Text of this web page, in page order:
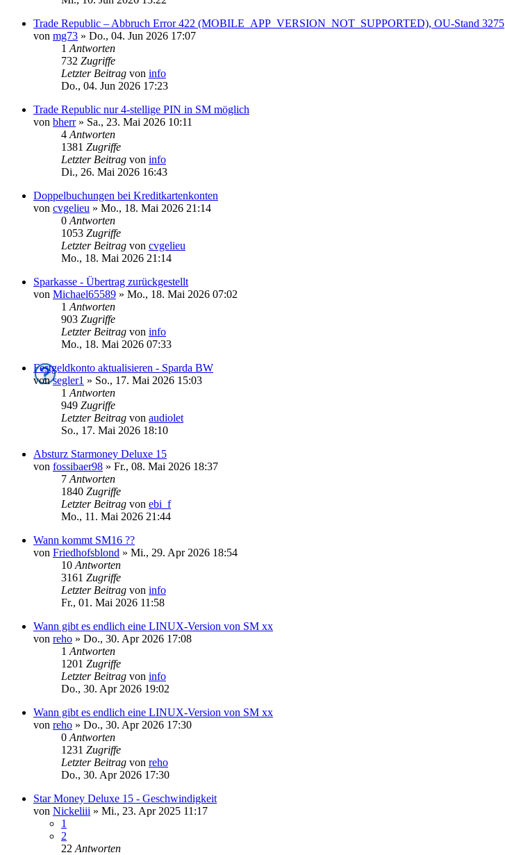
Trade Republic – Abbruch Error 422 (MOBILE_APP_VERSION_NOT_SUPPORTED), OU-Stand 3275
von mg73 » Do., 04. Jun 2026 17:07
1 Antworten
732 Zugriffe
Letzter Beitrag von info
Do., 04. Jun 2026 17:23
Trade Republic nur 4-stellige PIN in SM möglich
von bherr» Sa., 23. Mai 2026 10:11
4 Antworten
1381 Zugriffe
Letzter Beitrag von info
Di., 26. Mai 2026 16:43
Doppelbuchungen bei Kreditkartenkonten
von cvgelieu » Mo., 18. Mai 2026 21:14
0 Antworten
1053 Zugriffe
Letzter Beitrag von cvgelieu
Mo., 18. Mai 2026 21:14
Sparkasse - Übertrag zurückgestellt
von Michael65589 » Mo., 18. Mai 2026 07:02
1 Antworten
903 Zugriffe
Letzter Beitrag von info
Mo., 18. Mai 2026 07:33
Festgeldkonto aktualisieren - Sparda BW
vonsegler1 » So., 17. Mai 2026 15:03
1 Antworten
949 Zugriffe
Letzter Beitrag von audiolet
So., 17. Mai 2026 18:10
Absturz Starmoney Deluxe 15
von fossibaer98 » Fr., 08. Mai 2026 18:37
7 Antworten
1840 Zugriffe
Letzter Beitrag von ebi_f
Mo., 11. Mai 2026 21:44
Wann kommt SM16 ??
von Friedhofsblond » Mi., 29. Apr 2026 18:54
10 Antworten
3161 Zugriffe
Letzter Beitrag von info
Fr., 01. Mai 2026 11:58
Wann gibt es endlich eine LINUX-Version von SM xx
von reho » Do., 30. Apr 2026 17:08
1 Antworten
1201 Zugriffe
Letzter Beitrag von info
Do., 30. Apr 2026 19:02
Wann gibt es endlich eine LINUX-Version von SM xx
von reho » Do., 30. Apr 2026 17:30
0 Antworten
1231 Zugriffe
Letzter Beitrag von reho
Do., 30. Apr 2026 17:30
Star Money Deluxe 15 - Geschwindigkeit
von Nickeliii » Mi., 23. Apr 2025 11:17
1
2
22 Antworten